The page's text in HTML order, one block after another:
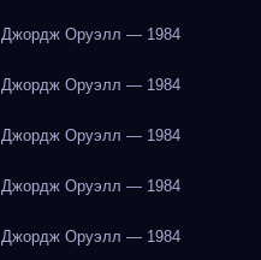
Джордж Оруэлл — 1984
Джордж Оруэлл — 1984
Джордж Оруэлл — 1984
Джордж Оруэлл — 1984
Джордж Оруэлл — 1984